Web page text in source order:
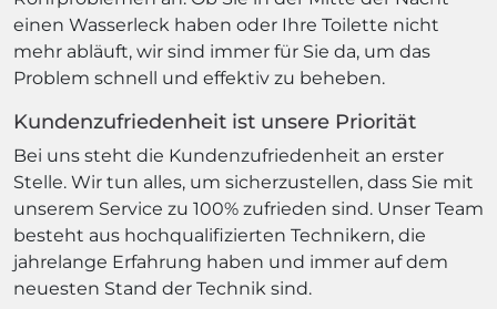
einen Wasserleck haben oder Ihre Toilette nicht
mehr abläuft, wir sind immer für Sie da, um das
Problem schnell und effektiv zu beheben.
Kundenzufriedenheit ist unsere Priorität
Bei uns steht die Kundenzufriedenheit an erster
Stelle. Wir tun alles, um sicherzustellen, dass Sie mit
unserem Service zu 100% zufrieden sind. Unser Team
besteht aus hochqualifizierten Technikern, die
jahrelange Erfahrung haben und immer auf dem
neuesten Stand der Technik sind.